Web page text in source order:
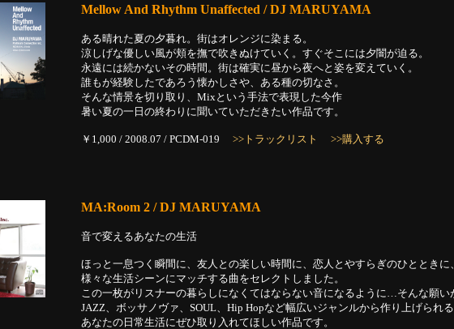
Mellow And Rhythm Unaffected / DJ MARUYAMA
ある晴れた夏の夕暮れ。街はオレンジに染まる。
涼しげな優しい風が頬を撫で吹きぬけていく。すぐそこには夕闇が迫る。
永遠には続かないその時間。街は確実に昼から夜へと姿を変えていく。
誰もが経験したであろう懐かしさや、ある種の切なさ。
そんな情景を切り取り、Mixという手法で表現した今作
暑い夏の一日の終わりに聞いていただきたい作品です。
￥1,000 / 2008.07 / PCDM-019 >>トラックリスト >>購入する
MA:Room 2 / DJ MARUYAMA
音で変えるあなたの生活
ほっと一息つく瞬間に、友人との楽しい時間に、恋人とやすらぎのひとときに、
様々な生活シーンにマッチする曲をセレクトしました。
この一枚がリスナーの暮らしになくてはならない音になるように…そんな願い
JAZZ、ボッサノヴァ、SOUL、Hip Hopなど幅広いジャンルから作り上げられる
あなたの日常生活にぜひ取り入れてほしい作品です。